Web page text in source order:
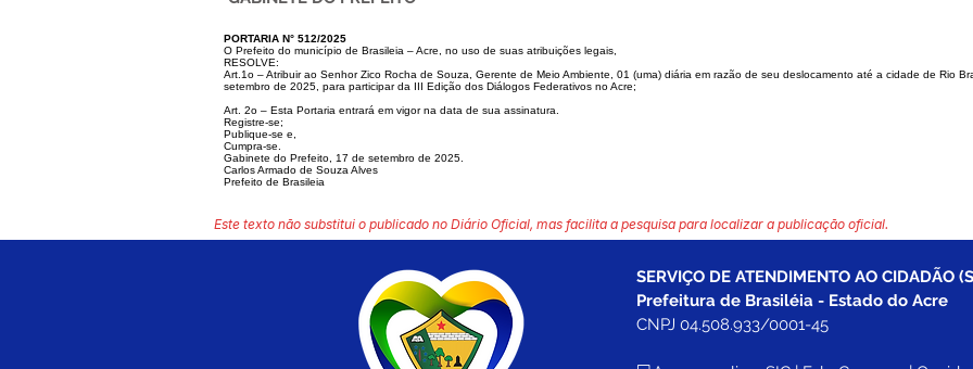
PORTARIA N° 512/2025
O Prefeito do município de Brasileia – Acre, no uso de suas atribuições legais,
RESOLVE:
Art.1o – Atribuir ao Senhor Zico Rocha de Souza, Gerente de Meio Ambiente, 01 (uma) diária em razão de seu deslocamento até a cidade de Rio
setembro de 2025, para participar da III Edição dos Diálogos Federativos no Acre;
Art. 2o – Esta Portaria entrará em vigor na data de sua assinatura.
Registre-se;
Publique-se e,
Cumpra-se.
Gabinete do Prefeito, 17 de setembro de 2025.
Carlos Armado de Souza Alves
Prefeito de Brasileia
Este texto não substitui o publicado no Diário Oficial, mas facilita a pesquisa para localizar a publicação oficial.
SERVIÇO DE ATENDIMENTO AO CIDADÃO
Prefeitura de Brasiléia - Estado do Acre
CNPJ 04.508.933/0001-45